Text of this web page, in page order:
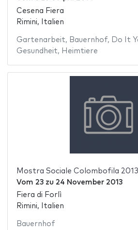
Cesena Fiera
Rimini, Italien
Gartenarbeit, Bauernhof, Do It
Gesundheit, Heimtiere
Mostra Sociale Colombofila 2013
Vom 23zu 24 November 2013
Fiera di Forlì
Rimini, Italien
Bauernhof